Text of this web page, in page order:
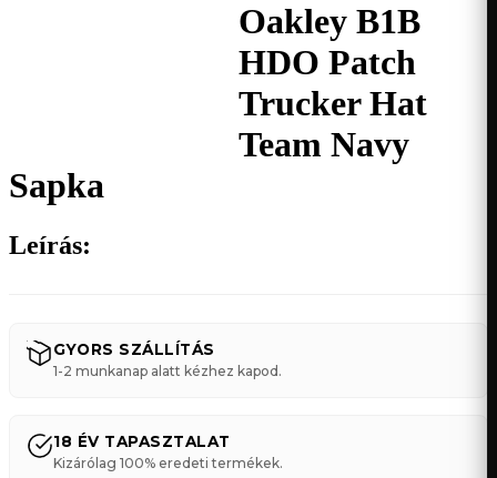
Oakley B1B
HDO Patch
Trucker Hat
Team Navy
Sapka
Leírás:
GYORS SZÁLLÍTÁS
1-2 munkanap alatt kézhez kapod.
18 ÉV TAPASZTALAT
Kizárólag 100% eredeti termékek.